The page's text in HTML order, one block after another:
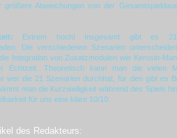
größere Abweichungen von der
Extrem hoch! Insgesamt gibt es
Die verschiedenen Szenarien
Integration von Zusatzmodulen wie Kerosin-
Echtzeit. Theoretisch kann man die vielen
wer die 21 Szenarien durchhat, für den gibt es
man die Kurzweiligkeit während des Spiels
für uns eine klare 10/10.
des Redakteurs: